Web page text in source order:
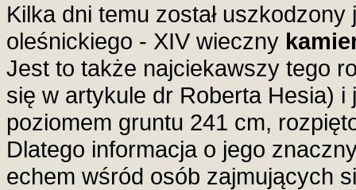
Kilka dni temu został
oleśnickiego - XIV wieczny
Jest to także najciekawszy tego
się w artykule dr Roberta Hesia)
poziomem gruntu 241 cm,
Dlatego informacja o jego
echem wśród osób zajmujących